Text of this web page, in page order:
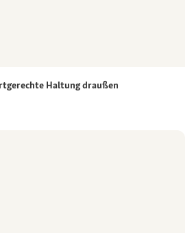
Haltung draußen